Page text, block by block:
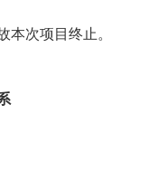
次项目终止。